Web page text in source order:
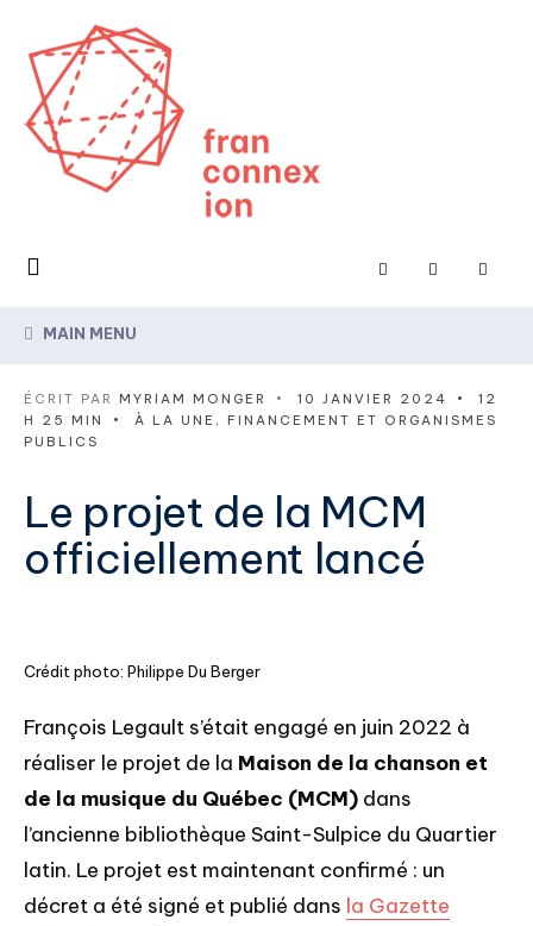
MAIN MENU
ÉCRIT PAR MYRIAM MONGER • 10 JANVIER 2024 •
12
H 25 MIN
• À LA UNE , FINANCEMENT ET ORGANISMES
PUBLICS
Le projet de la MCM
officiellement lancé
Crédit photo: Philippe Du Berger
François Legault s’était engagé en juin 2022 à
réaliser le projet de la Maison de la chanson et
de la musique du Québec (MCM) dans
l’ancienne bibliothèque Saint-Sulpice du Quartier
latin. Le projet est maintenant confirmé : un
décret a été signé et publié dans la Gazette